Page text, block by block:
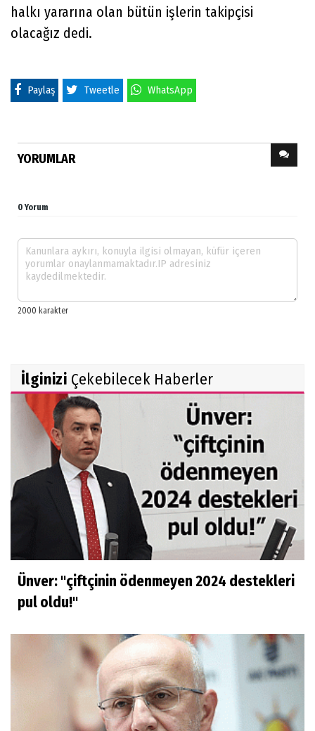
halkı yararına olan bütün işlerin takipçisi
olacağız dedi.
Paylaş Tweetle WhatsApp
YORUMLAR
0 Yorum
İlginizi Çekebilecek Haberler
Ünver: "çiftçinin ödenmeyen 2024 destekleri
pul oldu!"